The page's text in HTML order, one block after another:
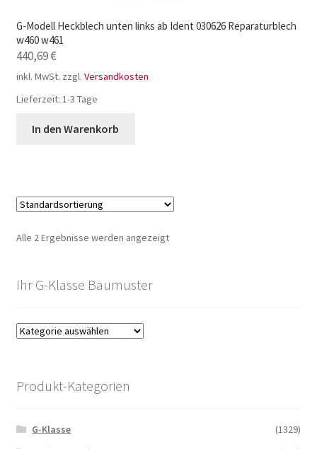
G-Modell Heckblech unten links ab Ident 030626 Reparaturblech
w460 w461
440,69€
inkl. MwSt. zzgl. Versandkosten
Lieferzeit: 1-3 Tage
In den Warenkorb
Alle 2 Ergebnisse werden angezeigt
Ihr G-Klasse Baumuster
Produkt-Kategorien
G-Klasse
(1329)